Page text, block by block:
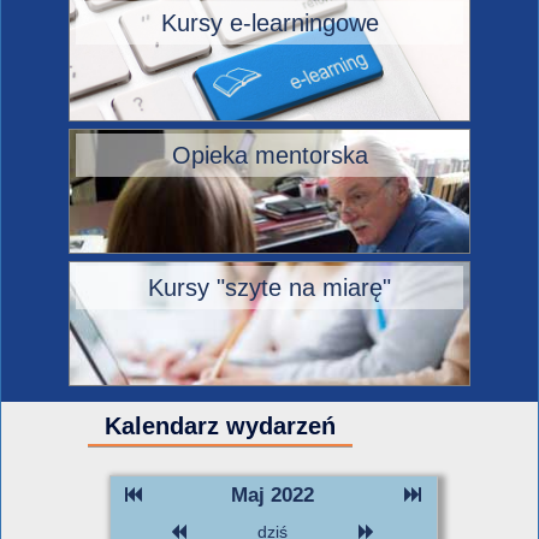
Kursy e-learningowe
Opieka mentorska
Kursy "szyte na miarę"
Kalendarz wydarzeń
Maj 2022
dziś